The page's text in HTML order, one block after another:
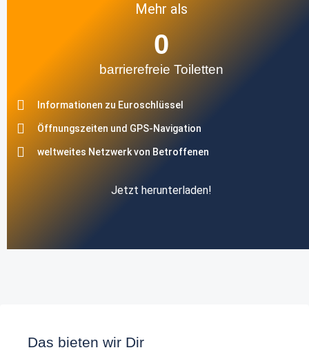
Mehr als
barrierefreie Toiletten
0
Informationen zu Euroschlüssel
Öffnungszeiten und GPS-Navigation
weltweites Netzwerk von Betroffenen
Jetzt herunterladen!
Das bieten wir Dir